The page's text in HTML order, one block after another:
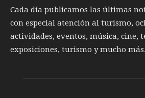
Cada día publicamos las últimas
con especial atención al turismo,
actividades, eventos, música, cine,
exposiciones, turismo y mucho más.